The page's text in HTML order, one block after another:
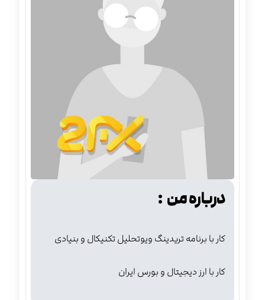
درباره من :
کار با برنامه تریدینگ ویوتحلیل تکنیکال و بنیادی
کار با ارز دیجیتال و بورس ایران